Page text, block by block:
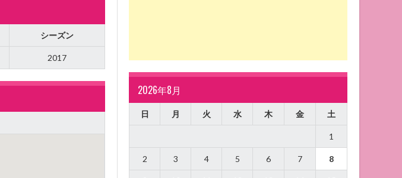
シーズン
2017
2026年8月
日 月 火 水 木 金 土
1
2 3 4 5 6 7 8